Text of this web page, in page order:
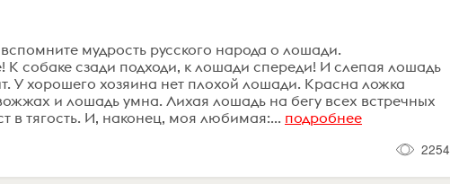
мудрость русского народа о лошади.
К собаке сзади подходи, к лошади спереди! И слепая лошадь
У хорошего хозяина нет плохой лошади. Красна ложка
и лошадь умна. Лихая лошадь на бегу всех встречных
в тягость. И, наконец, моя любимая:... подробнее
2254